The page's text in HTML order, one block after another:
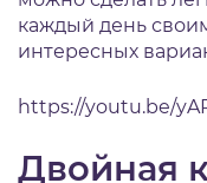
каждый день
интересных
https://youtu.be/
Двойная